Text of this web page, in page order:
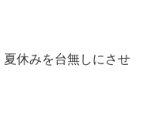
休みを台無しにさせ